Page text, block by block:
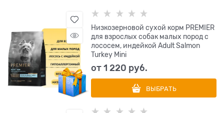
Низкозерновой сухой корм PREMIER
для взрослых собак малых пород с
лососем, индейкой Adult Salmon
Turkey Mini
от1 220 руб.
ВЫБРАТЬ